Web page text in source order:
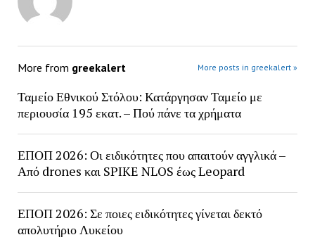
More from greekalert More posts in greekalert »
Ταμείο Εθνικού Στόλου: Κατάργησαν Ταμείο με
περιουσία 195 εκατ. – Πού πάνε τα χρήματα
ΕΠΟΠ 2026: Οι ειδικότητες που απαιτούν αγγλικά –
Από drones και SPIKE NLOS έως Leopard
ΕΠΟΠ 2026: Σε ποιες ειδικότητες γίνεται δεκτό
απολυτήριο Λυκείου